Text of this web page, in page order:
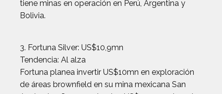
tiene minas en operación en Perú, Argentina y
Bolivia.
3. Fortuna Silver: US$10,9mn
Tendencia: Al alza
Fortuna planea invertir US$10mn en exploración
de áreas brownfield en su mina mexicana San